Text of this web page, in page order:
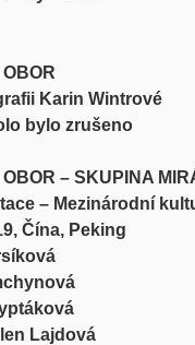
Karin Wintrové
bylo zrušeno
– SKUPINA
– Mezinárodní
Čína, Peking
Lajdová